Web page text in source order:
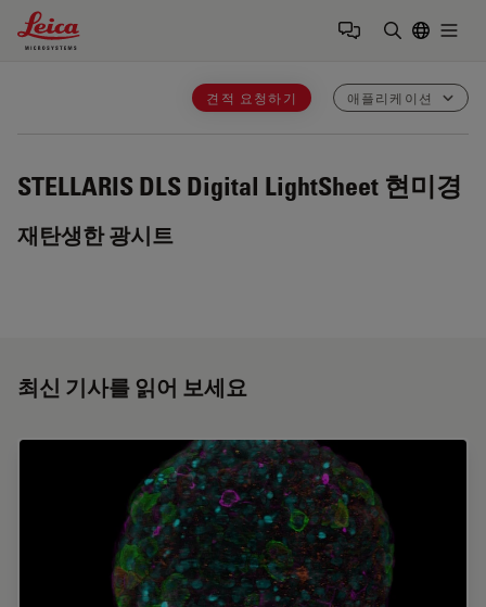
Leica Microsystems Logo
견적 요청하기 애플리케이션
STELLARIS DLS Digital LightSheet 현미경
재탄생한 광시트
최신 기사를 읽어 보세요